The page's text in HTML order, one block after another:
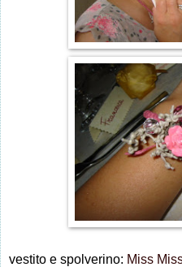
vestito e spolverino: Miss